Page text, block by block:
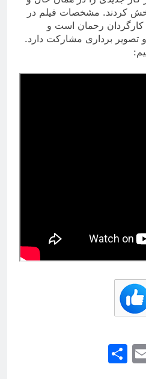
کردند. مشخصات فیلم در
کارگردان رحمان است و
تصویر برداری مشارکت دارد.
Email